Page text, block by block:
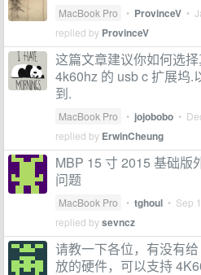
MacBook Pro • ProvinceV •
replied by ProvinceV
这篇文章建议你如何选
4k60hz 的 usb c 扩展坞.
到.
MacBook Pro • jojobobo •
replied by ErwinCheung
MBP 15 寸 2015 基础版
问题
MacBook Pro • tghoul • Sep
replied bysevncz
请教一下各位，有没有
放的硬件，可以支持